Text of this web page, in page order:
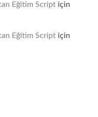
Eğitim Scriptiçin
Eğitim Scriptiçin